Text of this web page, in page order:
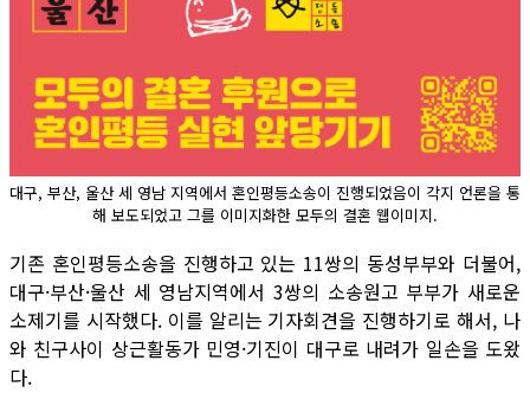
대구, 부산, 울산 세 영남 지역에서 혼인평등소송이 진행되었음이 각지 언론을 통
해 보도되었고 그를 이미지화한 모두의 결혼 웹이미지.
기존 혼인평등소송을 진행하고 있는 11쌍의 동성부부와 더불어,
대구·부산·울산 세 영남지역에서 3쌍의 소송원고 부부가 새로운
소제기를 시작했다. 이를 알리는 기자회견을 진행하기로 해서, 나
와 친구사이 상근활동가 민영·기진이 대구로 내려가 일손을 도왔
다.